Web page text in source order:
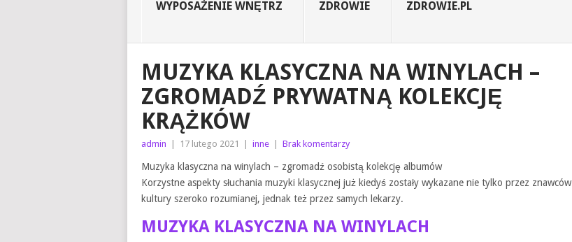
WYPOSAŻENIE WNĘTRZ ZDROWIE ZDROWIE.PL
MUZYKA KLASYCZNA NA WINYLACH –
ZGROMADŹ PRYWATNĄ KOLEKCJĘ
KRĄŻKÓW
admin 17 lutego 2021 inne Brak komentarzy
Muzyka klasyczna na winylach – zgromadź osobistą kolekcję albumów
Korzystne aspekty słuchania muzyki klasycznej już kiedyś zostały wykazane nie tylko przez znawców
kultury szeroko rozumianej, jednak też przez samych lekarzy.
MUZYKA KLASYCZNA NA WINYLACH